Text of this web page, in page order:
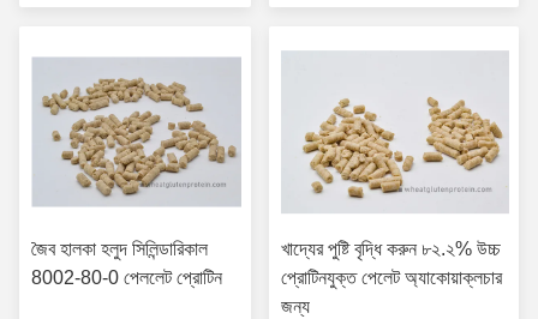
জৈব হালকা হলুদ সিলিন্ডারিকাল
8002-80-0 পেললেট প্রোটিন
খাদ্যের পুষ্টি বৃদ্ধি করুন ৮২.২% উচ্চ
প্রোটিনযুক্ত পেলেট অ্যাকোয়াক্লচার
জন্য